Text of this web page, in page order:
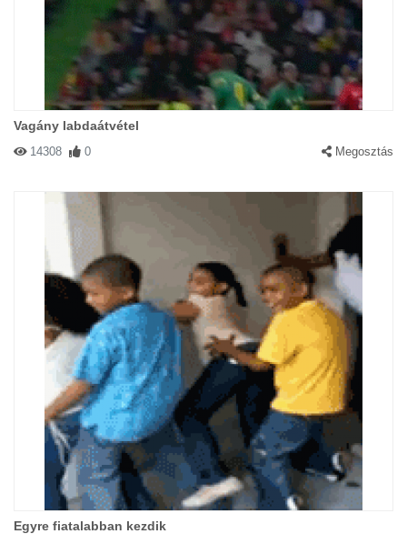
Vagány labdaátvétel
14308 0 Megosztás
Egyre fiatalabban kezdik